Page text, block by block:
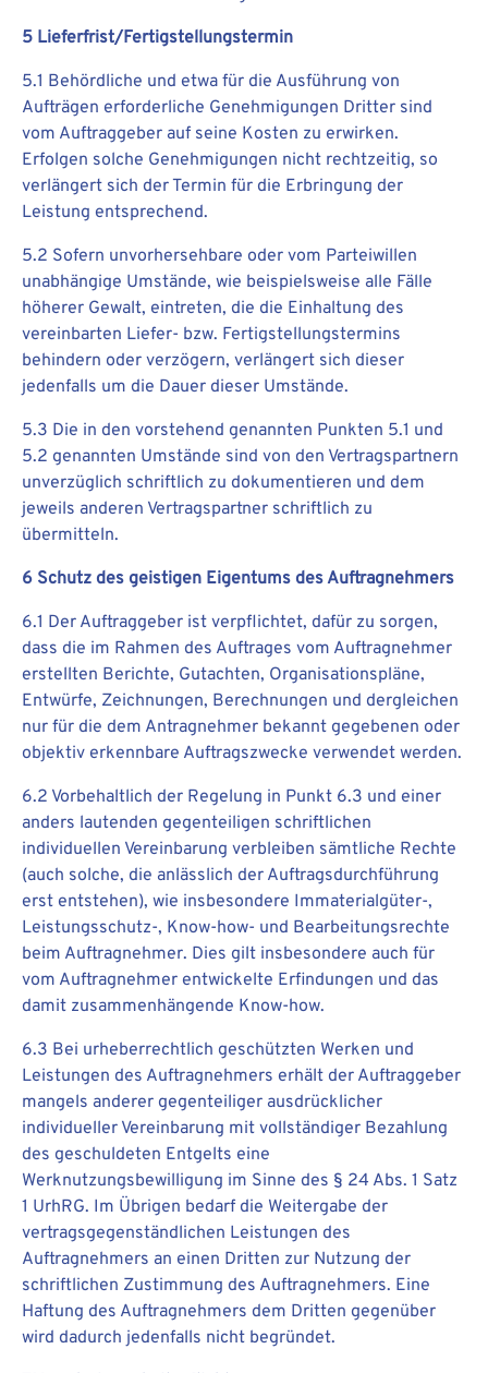
5 Lieferfrist/Fertigstellungstermin
5.1 Behördliche und etwa für die Ausführung von
Aufträgen erforderliche Genehmigungen Dritter sind
vom Auftraggeber auf seine Kosten zu erwirken.
Erfolgen solche Genehmigungen nicht rechtzeitig, so
verlängert sich der Termin für die Erbringung der
Leistung entsprechend.
5.2 Sofern unvorhersehbare oder vom Parteiwillen
unabhängige Umstände, wie beispielsweise alle Fälle
höherer Gewalt, eintreten, die die Einhaltung des
vereinbarten Liefer- bzw. Fertigstellungstermins
behindern oder verzögern, verlängert sich dieser
jedenfalls um die Dauer dieser Umstände.
5.3 Die in den vorstehend genannten Punkten 5.1 und
5.2 genannten Umstände sind von den Vertragspartnern
unverzüglich schriftlich zu dokumentieren und dem
jeweils anderen Vertragspartner schriftlich zu
übermitteln.
6 Schutz des geistigen Eigentums des Auftragnehmers
6.1 Der Auftraggeber ist verpflichtet, dafür zu sorgen,
dass die im Rahmen des Auftrages vom Auftragnehmer
erstellten Berichte, Gutachten, Organisationspläne,
Entwürfe, Zeichnungen, Berechnungen und dergleichen
nur für die dem Antragnehmer bekannt gegebenen oder
objektiv erkennbare Auftragszwecke verwendet werden.
6.2 Vorbehaltlich der Regelung in Punkt 6.3 und einer
anders lautenden gegenteiligen schriftlichen
individuellen Vereinbarung verbleiben sämtliche Rechte
(auch solche, die anlässlich der Auftragsdurchführung
erst entstehen), wie insbesondere Immaterialgüter-,
Leistungsschutz-, Know-how- und Bearbeitungsrechte
beim Auftragnehmer. Dies gilt insbesondere auch für
vom Auftragnehmer entwickelte Erfindungen und das
damit zusammenhängende Know-how.
6.3 Bei urheberrechtlich geschützten Werken und
Leistungen des Auftragnehmers erhält der Auftraggeber
mangels anderer gegenteiliger ausdrücklicher
individueller Vereinbarung mit vollständiger Bezahlung
des geschuldeten Entgelts eine
Werknutzungsbewilligung im Sinne des § 24 Abs. 1 Satz
1 UrhRG. Im Übrigen bedarf die Weitergabe der
vertragsgegenständlichen Leistungen des
Auftragnehmers an einen Dritten zur Nutzung der
schriftlichen Zustimmung des Auftragnehmers. Eine
Haftung des Auftragnehmers dem Dritten gegenüber
wird dadurch jedenfalls nicht begründet.